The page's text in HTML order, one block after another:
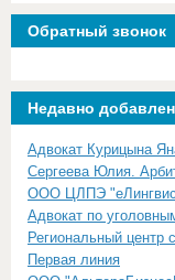
Обратный звонок
Недавно
Адвокат Курицына
Сергеева Юлия.
ООО ЦЛПЭ
Адвокат по
Региональный центр
Первая линия